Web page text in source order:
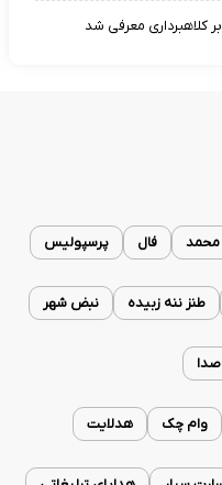
فال پرسپولیس
طنز ننه زبیده نبض شهر
وام چک هدلایت